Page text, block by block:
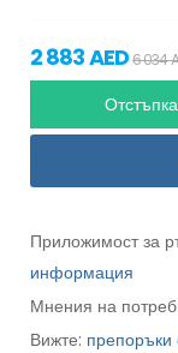
2 883 AED6 034
Приложимост за
информация
Мнения на
Вижте: